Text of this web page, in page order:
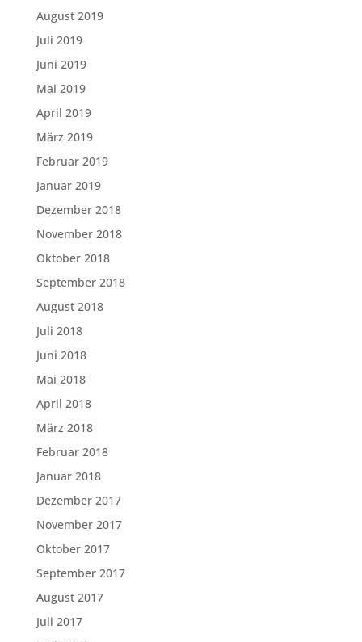
August 2019
Juli 2019
Juni 2019
Mai 2019
April 2019
März 2019
Februar 2019
Januar 2019
Dezember 2018
November 2018
Oktober 2018
September 2018
August 2018
Juli 2018
Juni 2018
Mai 2018
April 2018
März 2018
Februar 2018
Januar 2018
Dezember 2017
November 2017
Oktober 2017
September 2017
August 2017
Juli 2017